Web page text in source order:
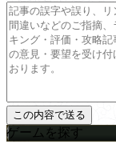
ゲームを探す